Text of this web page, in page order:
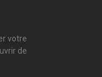
votre
de